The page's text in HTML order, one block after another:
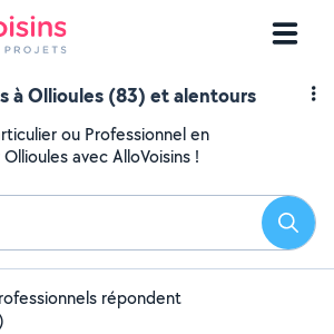
à Ollioules (83) et alentours
ou Professionnel en
avec AlloVoisins !
répondent